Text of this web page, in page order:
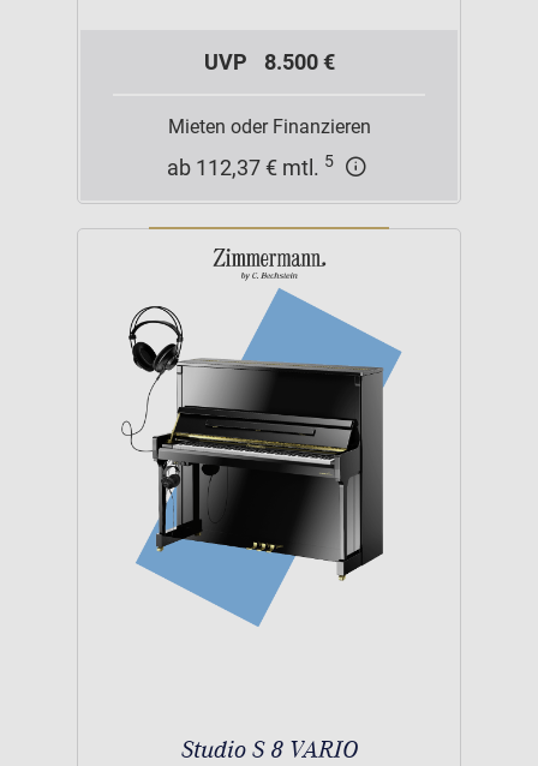
UVP 8.500 €
Mieten oder Finanzieren
ab 112,37 € mtl. 5
Studio S 8 VARIO